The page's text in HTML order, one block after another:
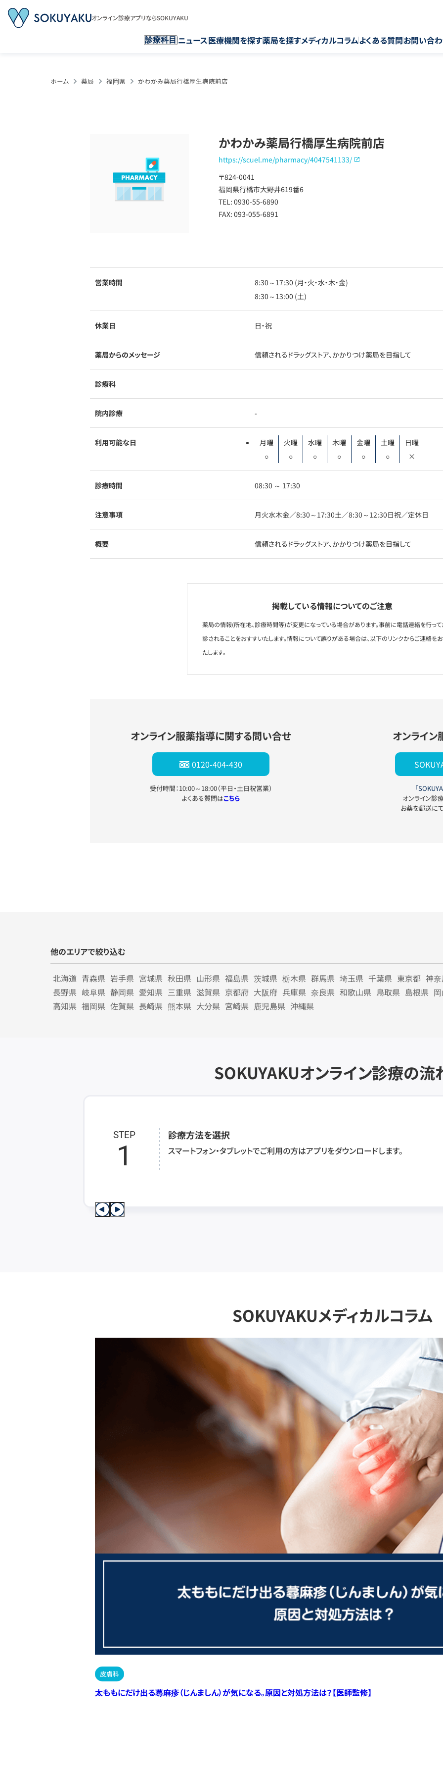
オンライン診療アプリならSOKUYAKU
診療科目 ニュース医療機関を探す薬局を探すメディカルコラムよくある質問お問い合
ホーム 薬局 福岡県 かわかみ薬局行橋厚生病院前店
かわかみ薬局行橋厚生病院前店
https://scuel.me/pharmacy/4047541133/
〒824-0041
福岡県行橋市大野井619番6
TEL: 0930-55-6890
FAX: 093-055-6891
営業時間
8:30～17:30 (月・火・水・木・金)
8:30～13:00 (土)
休業日 日・祝
薬局からのメッセージ 信頼されるドラッグストア、かかりつけ薬局を目指して
診療科
院内診療 -
利用可能な日
月曜
○
火曜
○
水曜
○
木曜
○
金曜
○
土曜
○
日曜
×
診療時間 08:30 ～ 17:30
注意事項 月火水木金／8:30～17:30土／8:30～12:30日祝／定休日
概要 信頼されるドラッグストア、かかりつけ薬局を目指して
掲載している情報についてのご注意
薬局の情報(所在地、診療時間等)が変更になっている場合があります。事前に電話連絡を行っ
診されることをおすすいたします。情報について誤りがある場合は、以下のリンクからご連絡を
たします。
オンライン服薬指導に関する問い合せ
0120-404-430
受付時間：10:00～18:00（平日・土日祝営業）
よくある質問はこちら
オンライ
「
オンライン診
お薬を郵送に
他のエリアで絞り込む
北海道 青森県 岩手県 宮城県 秋田県 山形県 福島県 茨城県 栃木県 群馬県 埼玉県 千葉県 東京都 神
長野県 岐阜県 静岡県 愛知県 三重県 滋賀県 京都府 大阪府 兵庫県 奈良県 和歌山県 鳥取県 島根県
高知県 福岡県 佐賀県 長崎県 熊本県 大分県 宮崎県 鹿児島県 沖縄県
SOKUYAKUオンライン診療の流
STEP
1
診療方法を選択
スマートフォン・タブレットでご利用の方はアプリをダウンロードします。
SOKUYAKUメディカルコラム
皮膚科
太ももにだけ出る蕁麻疹（じんましん）が気になる。原因と対処方法は？【医師監修】